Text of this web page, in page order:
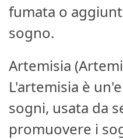
fumata o
sogno.
Artemisia
L'artemisia è
sogni, usata da
promuovere i